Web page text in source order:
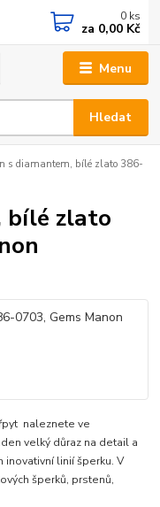
Menu
Hledat
0 ks
za 0,00 Kč
s diamantem, bílé zlato 386-
bílé zlato
naleznete ve
velký důraz na detail a
inovativní linií šperku. V
šperků, prstenů,